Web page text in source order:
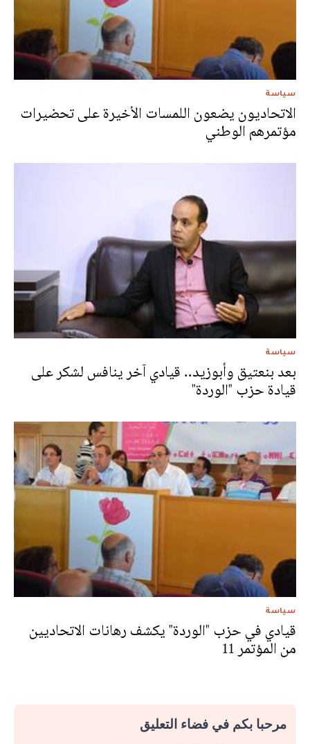
سياسة
الاتحاديون يضعون اللمسات الأخيرة على تحضيرات
مؤتمرهم الوطني
سياسة
بعد بنعتيق وأبوزيد.. قيادي آخر ينافس لشكر على
قيادة حزب "الوردة"
سياسة
قيادي في حزب "الوردة" يكشف رهانات الاتحاديين
من المؤتمر 11
مرحبا بكم في فضاء التعليق